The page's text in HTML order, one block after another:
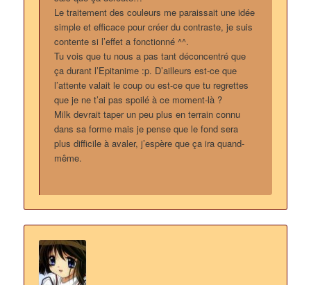
Le traitement des couleurs me paraissait une idée
simple et efficace pour créer du contraste, je suis
contente si l’effet a fonctionné ^^.
Tu vois que tu nous a pas tant déconcentré que
ça durant l’Epitanime :p. D’ailleurs est-ce que
l’attente valait le coup ou est-ce que tu regrettes
que je ne t’ai pas spoilé à ce moment-là ?
Milk devrait taper un peu plus en terrain connu
dans sa forme mais je pense que le fond sera
plus difficile à avaler, j’espère que ça ira quand-
même.